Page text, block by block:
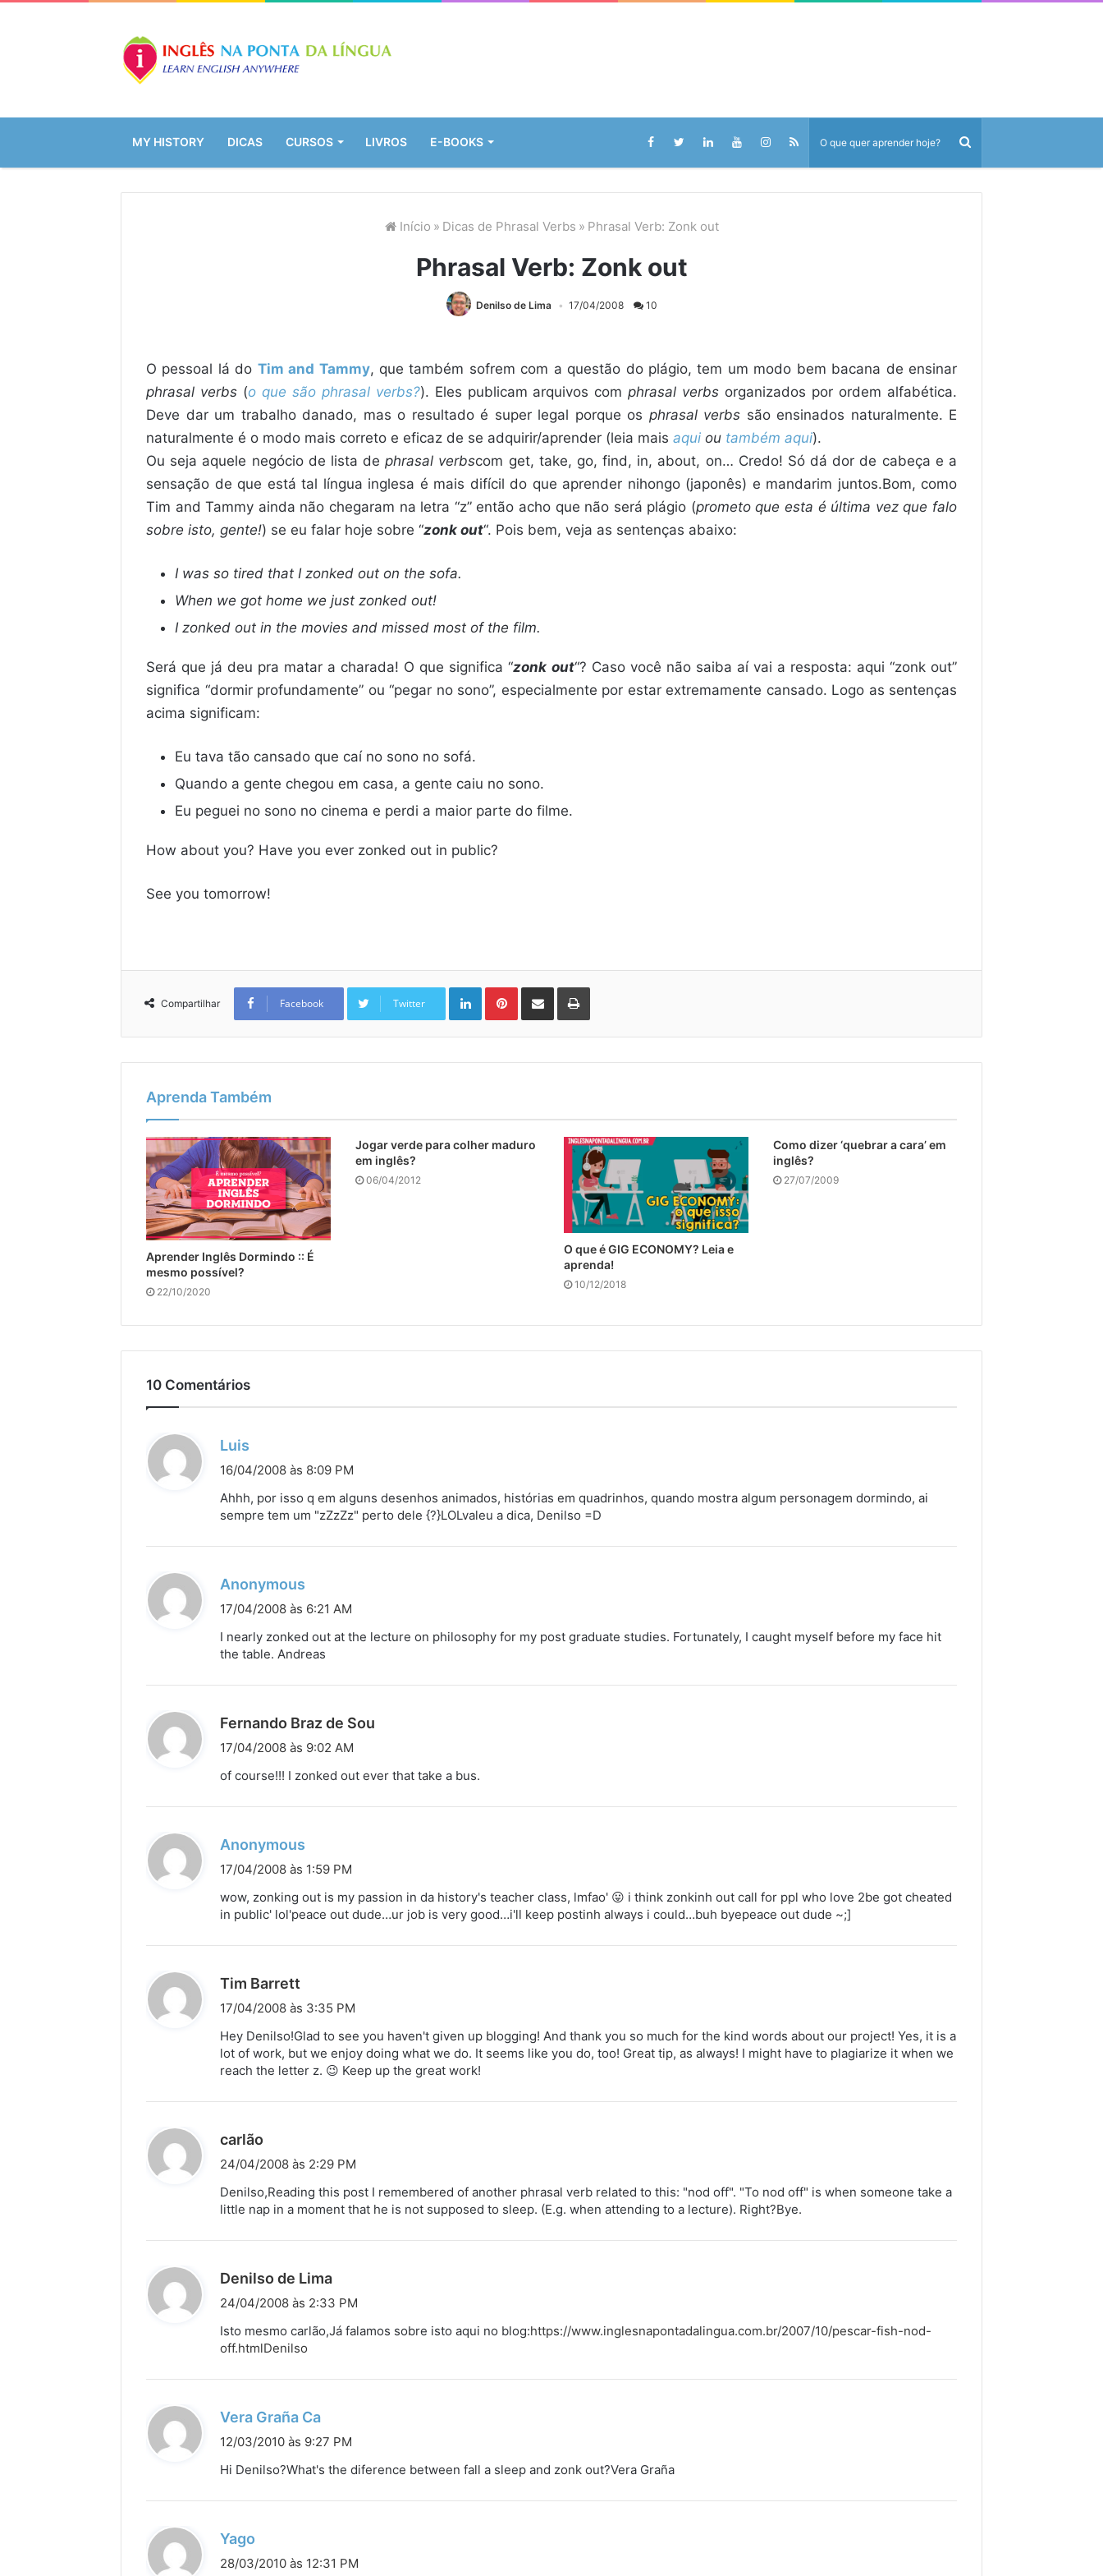
MY HISTORY DICAS CURSOS LIVROS E-BOOKS
Início » Dicas de Phrasal Verbs » Phrasal Verb: Zonk out
Phrasal Verb: Zonk out
Denilso de Lima 17/04/2008 10
O pessoal lá do Tim and Tammy, que também sofrem com a questão do plágio, tem um modo bem bacana de ensinar
phrasal verbs(o que são phrasal verbs?). Eles publicam arquivos comphrasal verbs organizados por ordem alfabética.
Deve dar um trabalho danado, mas o resultado é super legal porque os phrasal verbs são ensinados naturalmente. E
naturalmente é o modo mais correto e eficaz de se adquirir/aprender (leia mais aqui ou também aqui).
Ou seja aquele negócio de lista dephrasal verbscom get, take, go, find, in, about, on… Credo! Só dá dor de cabeça e a
sensação de que está tal língua inglesa é mais difícil do que aprender nihongo (japonês) e mandarim juntos.Bom, como
Tim and Tammy ainda não chegaram na letra “z” então acho que não será plágio (prometo queesta é última vez que falo
sobre isto, gente!) se eu falar hoje sobre “zonk out“. Pois bem, veja as sentenças abaixo:
I was so tired that I zonked out on the sofa.
When we got home we just zonked out!
I zonked out in the movies and missed most of the film.
Será que já deu pra matar a charada! O que significa “zonk out“? Caso você não saiba aí vai a resposta: aqui “zonk out”
significa “dormir profundamente” ou “pegar no sono”, especialmente por estar extremamente cansado. Logo as sentenças
acima significam:
Eu tava tão cansado que caí no sono no sofá.
Quando a gente chegou em casa, a gente caiu no sono.
Eu peguei no sono no cinema e perdi a maior parte do filme.
How about you? Have you ever zonked out in public?
See you tomorrow!
Compartilhar Facebook Twitter
LinkedinPinterest
Compartilhar via e-mail Imprimir
Aprenda Também
Aprender Inglês Dormindo :: É
mesmo possível?
22/10/2020
Jogar verde para colher maduro
em inglês?
06/04/2012
O que é GIG ECONOMY? Leia e
aprenda!
10/12/2018
Como dizer ‘quebrar a cara’ em
inglês?
27/07/2009
10 Comentários
Luis
i
s
16/04/2008 às 8:09 PM
Ahhh, por isso q em alguns desenhos animados, histórias em quadrinhos, quando mostra algum personagem dormindo, ai
sempre tem um "zZzZz" perto dele {?}LOLvaleu a dica, Denilso =D
Anonymous
i
s
17/04/2008 às 6:21 AM
I nearly zonked out at the lecture on philosophy for my post graduate studies. Fortunately, I caught myself before my face hit
the table. Andreas
Fernando Braz de Sou
e
17/04/2008 às 9:02 AM
of course!!! I zonked out ever that take a bus.
Anonymous
i
s
17/04/2008 às 1:59 PM
wow, zonking out is my passion in da history's teacher class, lmfao' 😛 i think zonkinh out call for ppl who love 2be got cheated
in public' lol'peace out dude…ur job is very good…i'll keep postinh always i could…buh byepeace out dude ~;]
Tim Barrett
i
s
e
17/04/2008 às 3:35 PM
Hey Denilso!Glad to see you haven't given up blogging! And thank you so much for the kind words about our project! Yes, it is a
lot of work, but we enjoy doing what we do. It seems like you do, too! Great tip, as always! I might have to plagiarize it when we
reach the letter z. 😉 Keep up the great work!
carlão
i
s
24/04/2008 às 2:29 PM
Denilso,Reading this post I remembered of another phrasal verb related to this: "nod off". "To nod off" is when someone take a
little nap in a moment that he is not supposed to sleep. (E.g. when attending to a lecture). Right?Bye.
Denilso de Lima
i
24/04/2008 às 2:33 PM
Isto mesmo carlão,Já falamos sobre isto aqui no blog:https://www.inglesnapontadalingua.com.br/2007/10/pescar-fish-nod-
off.htmlDenilso
Vera Graña Ca
i
e
12/03/2010 às 9:27 PM
Hi Denilso?What's the diference between fall a sleep and zonk out?Vera Graña
Yago
i
28/03/2010 às 12:31 PM